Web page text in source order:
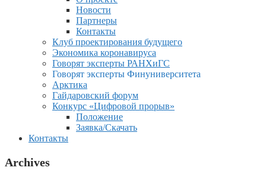
Новости
Партнеры
Контакты
Клуб проектирования будущего
Экономика коронавируса
Говорят эксперты РАНХиГС
Говорят эксперты Финуниверситета
Арктика
Гайдаровский форум
Конкурс «Цифровой прорыв»
Положение
Заявка/Скачать
Контакты
Archives